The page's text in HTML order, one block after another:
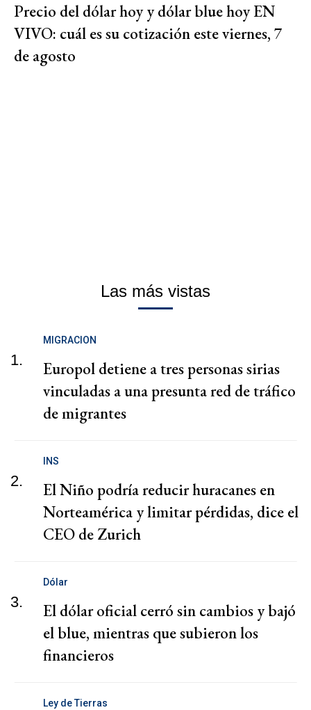
Precio del dólar hoy y dólar blue hoy EN
VIVO: cuál es su cotización este viernes, 7
de agosto
Las más vistas
1.
MIGRACION
Europol detiene a tres personas sirias
vinculadas a una presunta red de tráfico
de migrantes
2.
INS
El Niño podría reducir huracanes en
Norteamérica y limitar pérdidas, dice el
CEO de Zurich
3.
Dólar
El dólar oficial cerró sin cambios y bajó
el blue, mientras que subieron los
financieros
Ley de Tierras